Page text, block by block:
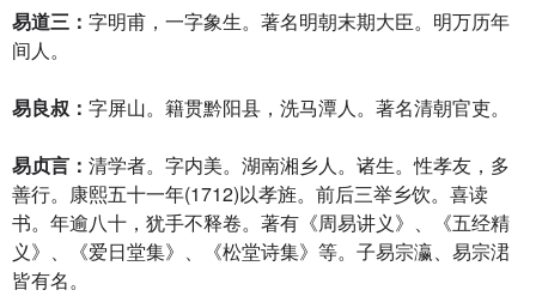
易道三： 字明甫，一字象生。著名明朝末期大臣。明万历年
间人。
易良叔： 字屏山。籍贯黔阳县，洗马潭人。著名清朝官吏。
易贞言： 清学者。字内美。湖南湘乡人。诸生。性孝友，多
善行。康熙五十一年(1712)以孝旌。前后三举乡饮。喜读
书。年逾八十，犹手不释卷。著有《周易讲义》、《五经精
义》、《爱日堂集》、《松堂诗集》等。子易宗瀛、易宗涒
皆有名。